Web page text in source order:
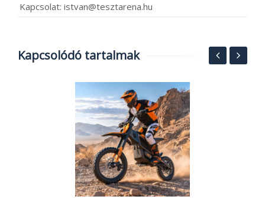
Kapcsolat: istvan@tesztarena.hu
Kapcsolódó tartalmak